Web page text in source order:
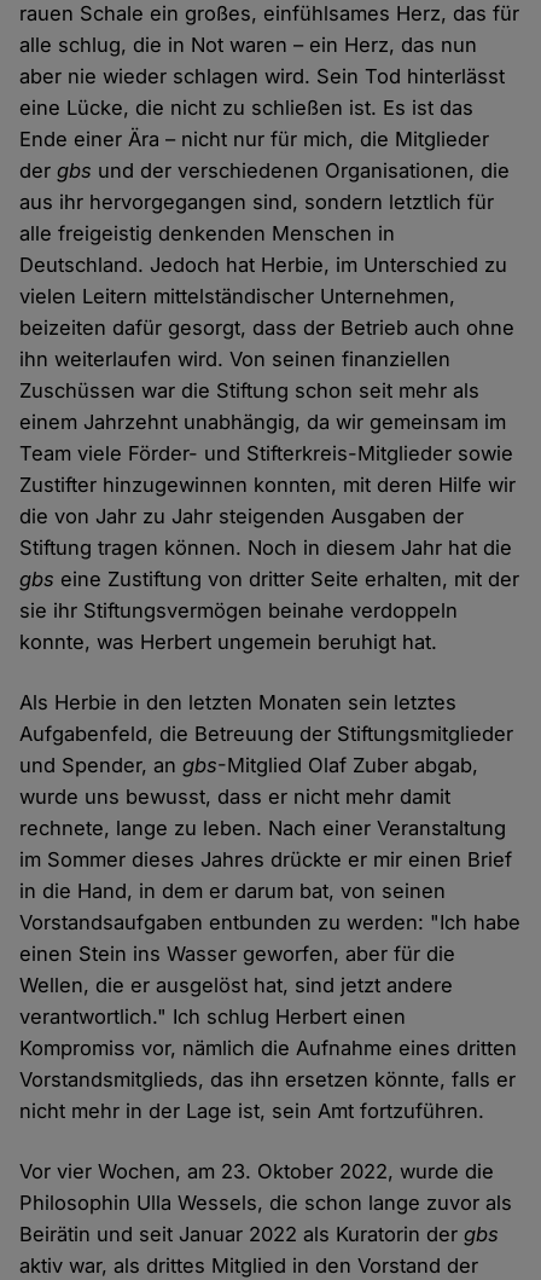
rauen Schale ein großes, einfühlsames Herz, das für
alle schlug, die in Not waren – ein Herz, das nun
aber nie wieder schlagen wird. Sein Tod hinterlässt
eine Lücke, die nicht zu schließen ist. Es ist das
Ende einer Ära – nicht nur für mich, die Mitglieder
dergbs und der verschiedenen Organisationen, die
aus ihr hervorgegangen sind, sondern letztlich für
alle freigeistig denkenden Menschen in
Deutschland. Jedoch hat Herbie, im Unterschied zu
vielen Leitern mittelständischer Unternehmen,
beizeiten dafür gesorgt, dass der Betrieb auch ohne
ihn weiterlaufen wird. Von seinen finanziellen
Zuschüssen war die Stiftung schon seit mehr als
einem Jahrzehnt unabhängig, da wir gemeinsam im
Team viele Förder- und Stifterkreis-Mitglieder sowie
Zustifter hinzugewinnen konnten, mit deren Hilfe wir
die von Jahr zu Jahr steigenden Ausgaben der
Stiftung tragen können. Noch in diesem Jahr hat die
gbs eine Zustiftung von dritter Seite erhalten, mit der
sie ihr Stiftungsvermögen beinahe verdoppeln
konnte, was Herbert ungemein beruhigt hat.
Als Herbie in den letzten Monaten sein letztes
Aufgabenfeld, die Betreuung der Stiftungsmitglieder
und Spender, angbs-Mitglied Olaf Zuber abgab,
wurde uns bewusst, dass er nicht mehr damit
rechnete, lange zu leben. Nach einer Veranstaltung
im Sommer dieses Jahres drückte er mir einen Brief
in die Hand, in dem er darum bat, von seinen
Vorstandsaufgaben entbunden zu werden: "Ich habe
einen Stein ins Wasser geworfen, aber für die
Wellen, die er ausgelöst hat, sind jetzt andere
verantwortlich." Ich schlug Herbert einen
Kompromiss vor, nämlich die Aufnahme eines dritten
Vorstandsmitglieds, das ihn ersetzen könnte, falls er
nicht mehr in der Lage ist, sein Amt fortzuführen.
Vor vier Wochen, am 23. Oktober 2022, wurde die
Philosophin Ulla Wessels, die schon lange zuvor als
Beirätin und seit Januar 2022 als Kuratorin dergbs
aktiv war, als drittes Mitglied in den Vorstand der